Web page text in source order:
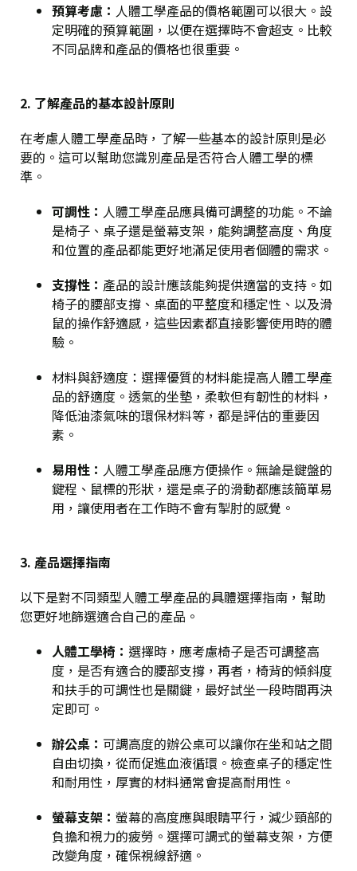
預算考慮 ： 人體工學產品的價格範圍可以很大。設
定明確的預算範圍，以便在選擇時不會超支。比較
不同品牌和產品的價格也很重要。
2. 了解產品的基本設計原則
在考慮人體工學產品時，了解一些基本的設計原則是必
要的。這可以幫助您識別產品是否符合人體工學的標
準。
可調性 ： 人體工學產品應具備可調整的功能。不論
是椅子、桌子還是螢幕支架，能夠調整高度、角度
和位置的產品都能更好地滿足使用者個體的需求。
支撐性 ： 產品的設計應該能夠提供適當的支持。如
椅子的腰部支撐、桌面的平整度和穩定性、以及滑
鼠的操作舒適感，這些因素都直接影響使用時的體
驗。
材料與舒適度 ：選擇優質的材料能提高人體工學產
品的舒適度。透氣的坐墊，柔軟但有韌性的材料，
降低油漆氣味的環保材料等，都是評估的重要因
素。
易用性 ： 人體工學產品應方便操作。無論是鍵盤的
鍵程、鼠標的形狀，還是桌子的滑動都應該簡單易
用，讓使用者在工作時不會有掣肘的感覺。
3. 產品選擇指南
以下是對不同類型人體工學產品的具體選擇指南，幫助
您更好地篩選適合自己的產品。
人體工學椅 ： 選擇時，應考慮椅子是否可調整高
度，是否有適合的腰部支撐，再者，椅背的傾斜度
和扶手的可調性也是關鍵，最好試坐一段時間再決
定即可。
辦公桌 ： 可調高度的辦公桌可以讓你在坐和站之間
自由切換，從而促進血液循環。檢查桌子的穩定性
和耐用性，厚實的材料通常會提高耐用性。
螢幕支架 ： 螢幕的高度應與眼睛平行，減少頸部的
負擔和視力的疲勞。選擇可調式的螢幕支架，方便
改變角度，確保視線舒適。